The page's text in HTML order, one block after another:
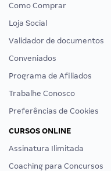
Como Comprar
Loja Social
Validador de documentos
Conveniados
Programa de Afiliados
Trabalhe Conosco
Preferências de Cookies
CURSOS ONLINE
Assinatura Ilimitada
Coaching para Concursos